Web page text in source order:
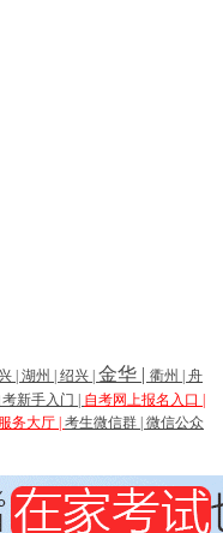
湖州 绍兴 金华 | 衢州
舟
考新手入门 自考网上报名入口
服务大厅 考生微信群 微信公众